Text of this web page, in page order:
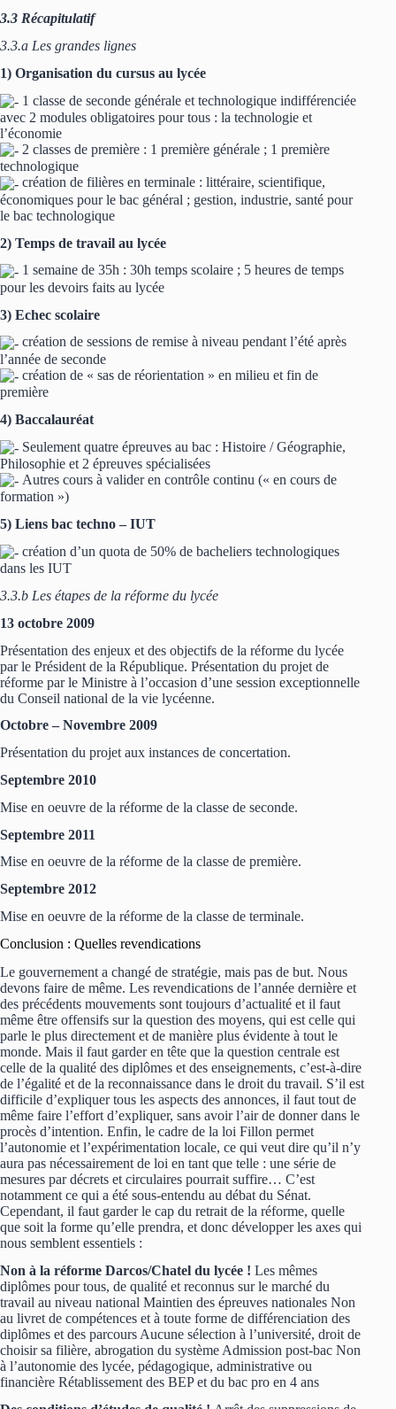
3.3 Récapitulatif
3.3.a Les grandes lignes
1) Organisation du cursus au lycée
1 classe de seconde générale et technologique indifférenciée
avec 2 modules obligatoires pour tous : la technologie et
l’économie
2 classes de première : 1 première générale ; 1 première
technologique
création de filières en terminale : littéraire, scientifique,
économiques pour le bac général ; gestion, industrie, santé pour
le bac technologique
2) Temps de travail au lycée
1 semaine de 35h : 30h temps scolaire ; 5 heures de temps
pour les devoirs faits au lycée
3) Echec scolaire
création de sessions de remise à niveau pendant l’été après
l’année de seconde
création de « sas de réorientation » en milieu et fin de
première
4) Baccalauréat
Seulement quatre épreuves au bac : Histoire / Géographie,
Philosophie et 2 épreuves spécialisées
Autres cours à valider en contrôle continu (« en cours de
formation »)
5) Liens bac techno – IUT
création d’un quota de 50% de bacheliers technologiques
dans les IUT
3.3.b Les étapes de la réforme du lycée
13 octobre 2009
Présentation des enjeux et des objectifs de la réforme du lycée
par le Président de la République. Présentation du projet de
réforme par le Ministre à l’occasion d’une session exceptionnelle
du Conseil national de la vie lycéenne.
Octobre – Novembre 2009
Présentation du projet aux instances de concertation.
Septembre 2010
Mise en oeuvre de la réforme de la classe de seconde.
Septembre 2011
Mise en oeuvre de la réforme de la classe de première.
Septembre 2012
Mise en oeuvre de la réforme de la classe de terminale.
Conclusion : Quelles revendications
Le gouvernement a changé de stratégie, mais pas de but. Nous
devons faire de même. Les revendications de l’année dernière et
des précédents mouvements sont toujours d’actualité et il faut
même être offensifs sur la question des moyens, qui est celle qui
parle le plus directement et de manière plus évidente à tout le
monde. Mais il faut garder en tête que la question centrale est
celle de la qualité des diplômes et des enseignements, c’est-à-dire
de l’égalité et de la reconnaissance dans le droit du travail. S’il est
difficile d’expliquer tous les aspects des annonces, il faut tout de
même faire l’effort d’expliquer, sans avoir l’air de donner dans le
procès d’intention. Enfin, le cadre de la loi Fillon permet
l’autonomie et l’expérimentation locale, ce qui veut dire qu’il n’y
aura pas nécessairement de loi en tant que telle : une série de
mesures par décrets et circulaires pourrait suffire… C’est
notamment ce qui a été sous-entendu au débat du Sénat.
Cependant, il faut garder le cap du retrait de la réforme, quelle
que soit la forme qu’elle prendra, et donc développer les axes qui
nous semblent essentiels :
Non à la réforme Darcos/Chatel du lycée ! Les mêmes
diplômes pour tous, de qualité et reconnus sur le marché du
travail au niveau national Maintien des épreuves nationales Non
au livret de compétences et à toute forme de différenciation des
diplômes et des parcours Aucune sélection à l’université, droit de
choisir sa filière, abrogation du système Admission post-bac Non
à l’autonomie des lycée, pédagogique, administrative ou
financière Rétablissement des BEP et du bac pro en 4 ans